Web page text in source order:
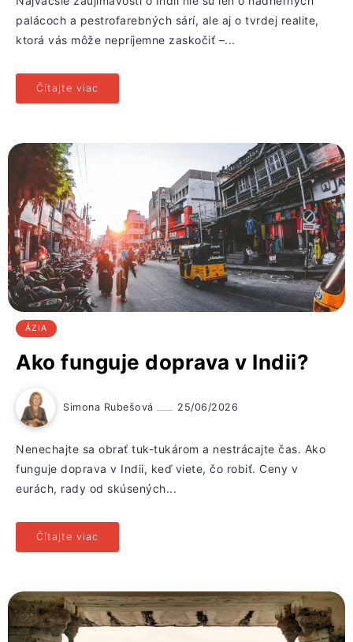
palácoch a pestrofarebných sárí, ale aj o tvrdej realite,
ktorá vás môže nepríjemne zaskočiť –...
Čítajte viac
ÁZIA
Ako funguje doprava v Indii?
Simona Rubešová 25/06/2026
Nenechajte sa obrať tuk-tukárom a nestrácajte čas. Ako
funguje doprava v Indii, keď viete, čo robiť. Ceny v
eurách, rady od skúsených...
Čítajte viac